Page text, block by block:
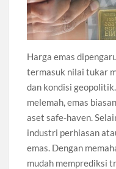
Harga emas
termasuk nilai tukar
dan kondisi
melemah, emas
aset safe-haven.
industri perhiasan
emas. Dengan
mudah memprediksi